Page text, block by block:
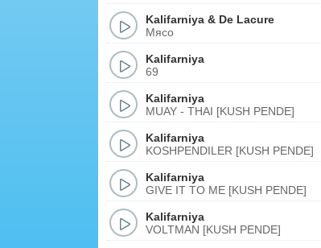
Kalifarniya & De Lacure
Мясо
Kalifarniya
69
Kalifarniya
MUAY - THAI [KUSH PENDE]
Kalifarniya
KOSHPENDILER [KUSH PENDE]
Kalifarniya
GIVE IT TO ME [KUSH PENDE]
Kalifarniya
VOLTMAN [KUSH PENDE]